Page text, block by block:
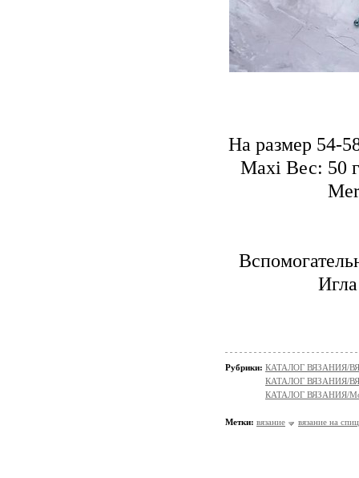
На размер 54-
Maxi Вес: 50
Рубрики: КАТАЛОГ ВЯЗАНИЯ/
КАТАЛОГ ВЯЗАНИЯ/
КАТАЛОГ ВЯЗАНИЯ/
Метки: вязание вязание на